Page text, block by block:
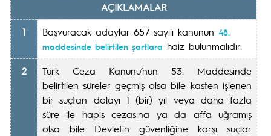
AÇIKLAMALAR
1
Başvuracak adaylar 657 sayılı kanunun 48.
maddesinde belirtilen şartlara haiz bulunmalıdır.
2
Türk Ceza Kanunu’nun 53. Maddesinde
belirtilen süreler geçmiş olsa bile kasten işlenen
bir suçtan dolayı 1 (bir) yıl veya daha fazla
süre ile hapis cezasına ya da affa uğramış
olsa bile Devletin güvenliğine karşı suçlar